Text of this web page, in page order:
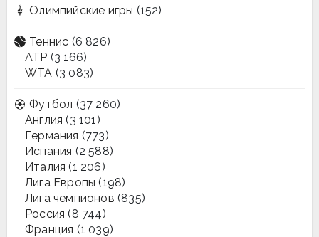
Олимпийские игры (152)
Теннис (6 826)
ATP (3 166)
WTA (3 083)
Футбол (37 260)
Англия (3 101)
Германия (773)
Испания (2 588)
Италия (1 206)
Лига Европы (198)
Лига чемпионов (835)
Россия (8 744)
Франция (1 039)